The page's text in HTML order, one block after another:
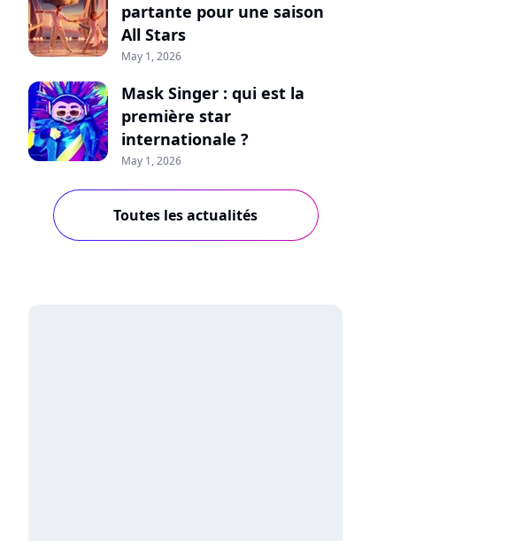
partante pour une saison
All Stars
May 1, 2026
Mask Singer : qui est la
première star
internationale ?
May 1, 2026
Toutes les actualités